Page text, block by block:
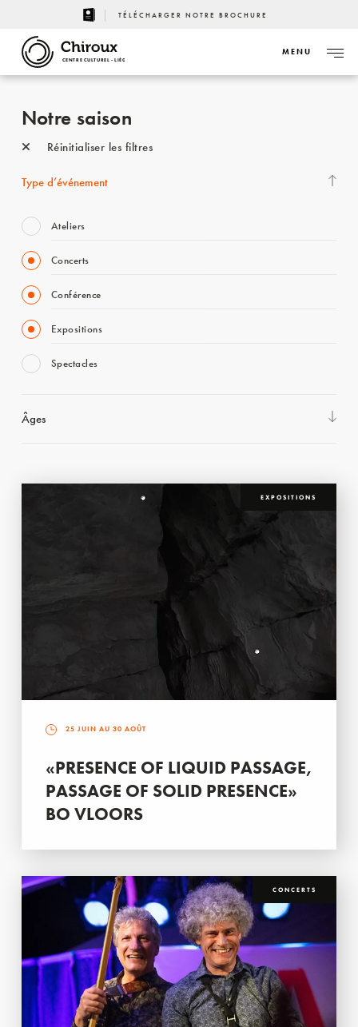
TÉLÉCHARGER NOTRE BROCHURE
CENTRE CULTUREL - LIÈGE
MENU
Notre saison
Réinitialiser les filtres
Type d’événement
Ateliers
Concerts
Conférence
Expositions
Spectacles
Âges
EXPOSITIONS
25 JUIN AU 30 AOÛT
«PRESENCE OF LIQUID PASSAGE,
PASSAGE OF SOLID PRESENCE»
BO VLOORS
CONCERTS